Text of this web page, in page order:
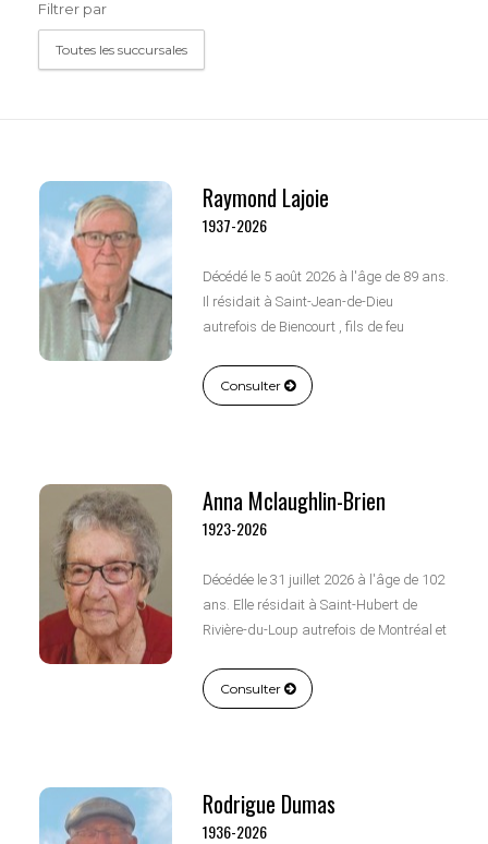
Filtrer par
Toutes les succursales
Raymond Lajoie
1937-2026
Décédé le 5 août 2026 à l'âge de 89 ans.
Il résidait à Saint-Jean-de-Dieu
autrefois de Biencourt , fils de feu
Irène Dufour.
Consulter
Anna Mclaughlin-Brien
1923-2026
Décédée le 31 juillet 2026 à l'âge de 102
ans. Elle résidait à Saint-Hubert de
Rivière-du-Loup autrefois de Montréal et
de feu Monsieur Ovila Brien , fille de feu
Monsieur Antoine Mclaughlin et de feu
Consulter
Rodrigue Dumas
1936-2026